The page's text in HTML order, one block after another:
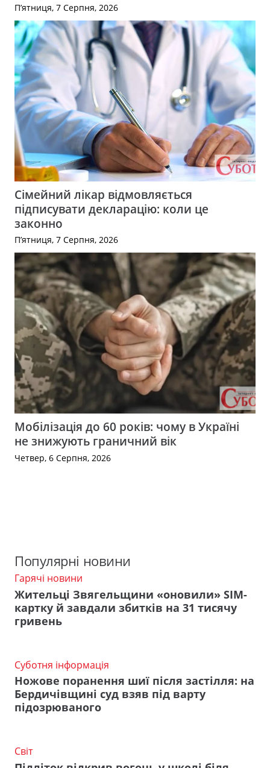
П’ятниця, 7 Серпня, 2026
Сімейний лікар відмовляється
підписувати декларацію: коли це
законно
П’ятниця, 7 Серпня, 2026
Мобілізація до 60 років: чому в Україні
не знижують граничний вік
Четвер, 6 Серпня, 2026
Популярні новини
Гарячі новини
Жительці Звягельщини «оновили» SIM-
картку й завдали збитків на 31 тисячу
гривень
Суботня інформація
Ножове поранення шиї після застілля: на
Бердичівщині суд взяв під варту
підозрюваного
Світ